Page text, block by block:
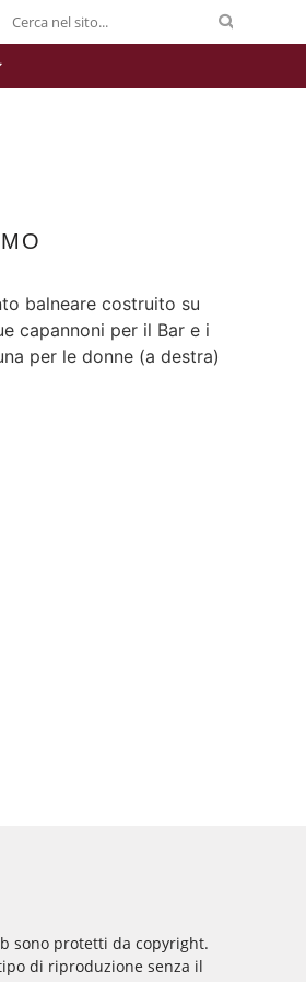
balneare costruito su
capannoni per il Bar e i
per le donne (a destra)
sono protetti da copyright.
di riproduzione senza il